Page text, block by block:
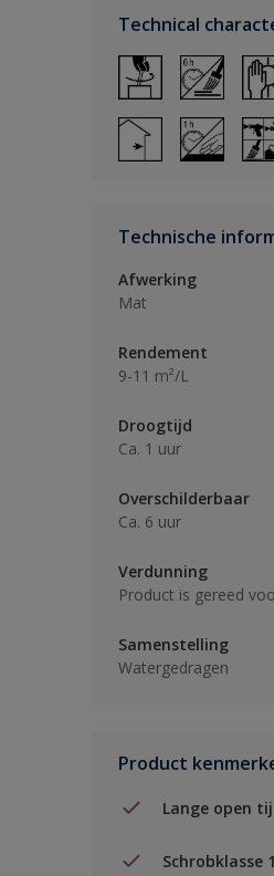
Technical
Technische
Afwerking
Mat
Rendement
9-11 m²/L
Droogtijd
Ca. 1 uur
Overschilderbaar
Ca. 6 uur
Verdunning
Product is gereed
Samenstelling
Watergedragen
Product
Lange open
Schrobklasse 1